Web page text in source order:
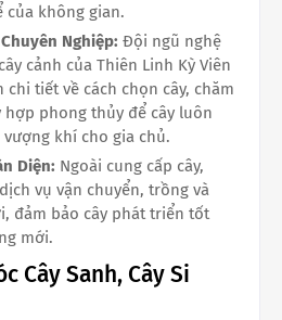
của không gian.
Nghiệp: Đội ngũ nghệ
cảnh của Thiên Linh Kỳ Viên
chi tiết về cách chọn cây, chăm
hợp phong thủy để cây luôn
khí cho gia chủ.
Diện: Ngoài cung cấp cây,
vụ vận chuyển, trồng và
đảm bảo cây phát triển tốt
mới.
Cây Sanh, Cây Si